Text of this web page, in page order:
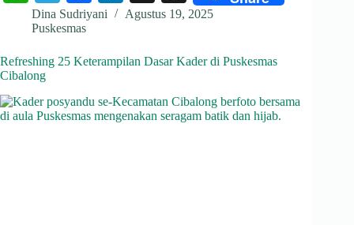
ha
ts
A
pp
le
gr
a
ce
ok
nk
In
hr
ds
Dina Sudriyani
Agustus 19, 2025
Puskesmas
Refreshing 25 Keterampilan Dasar Kader di Puskesmas
Cibalong